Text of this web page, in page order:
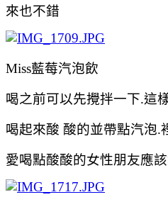
來也不錯
Miss藍莓汽泡飲
喝之前可以先攪拌一下.這
喝起來酸 酸的並帶點汽泡.
愛喝點酸酸的女性朋友應